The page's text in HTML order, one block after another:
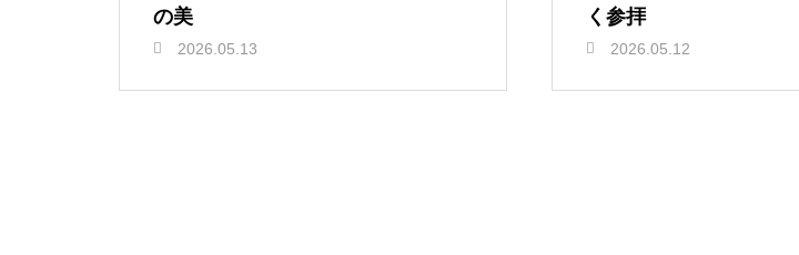
の美
2026.05.13
く参拝
2026.05.12